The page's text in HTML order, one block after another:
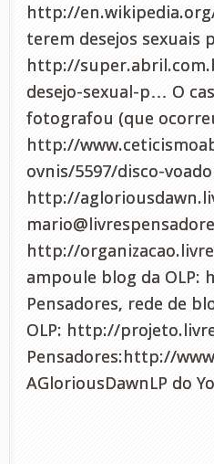
http://
terem desejos sexuais
http://
desejo-sexual-p… O
fotografou (que
http://
ovnis/5597/disco-
http://
http://
ampoule blog da
Pensadores, rede de
OLP: http://
Pensadores:http://
AGloriousDawnLP do